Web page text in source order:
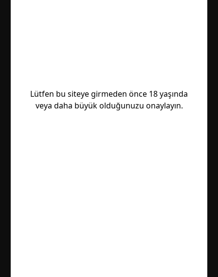
Lütfen bu siteye girmeden önce 18 yaşında
veya daha büyük olduğunuzu onaylayın.